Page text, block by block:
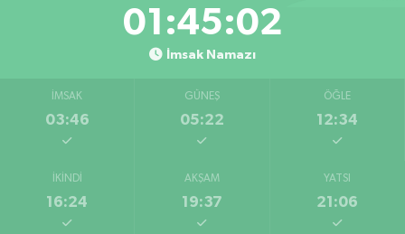
01:45:01
İmsak Namazı
İMSAK
03:46
GÜNEŞ
05:22
ÖĞLE
12:34
İKINDI
16:24
AKŞAM
19:37
YATSI
21:06